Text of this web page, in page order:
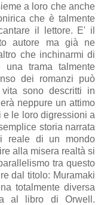
a loro che anche
che è talmente
il lettore. E' il
autore ma già ne
che inchinarmi di
trama talmente
dei romanzi può
sono descritti in
neppure un attimo
le loro digressioni a
storia narrata
reale di un mondo
alla misera realtà si
tra questo
dal titolo: Muramaki
totalmente diversa
al libro di Orwell.